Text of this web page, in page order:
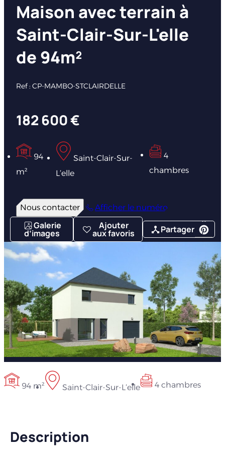
Maison avec terrain à
Saint-Clair-Sur-L'elle
de 94m²
Ref : CP-MAMBO-STCLAIRDELLE
182 600 €
94
m²
Saint-Clair-Sur-
L’elle
4
chambres
Nous contacter Afficher le numéro
Galerie
d’images
Ajouter
aux favoris Partager
94 m² Saint-Clair-Sur-L’elle 4 chambres
Description